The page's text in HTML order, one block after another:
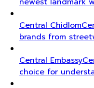
Central Chidlom
brands from
Central Embassy
choice for